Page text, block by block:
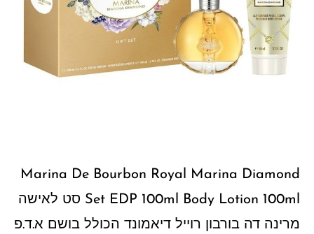
Marina De Bourbon Royal Marina Diamond
Set EDP 100ml Body Lotion 100ml סט לאישה
מרינה דה בורבון רוייל דיאמונד הכולל בושם א.ד.פ